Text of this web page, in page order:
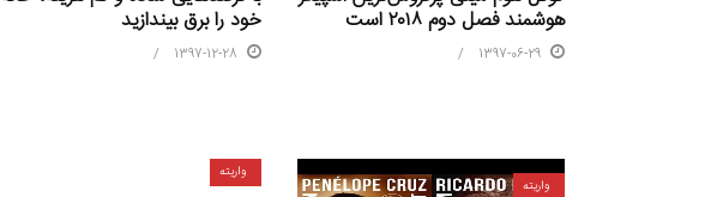
هوشمند فصل دوم ۲۰۱۸ است
1397-06-29
خود را برق بیندازید
1397-12-28
واریته
واریته